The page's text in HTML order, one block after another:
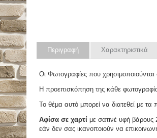
Περιγραφή Χαρακτηριστικά
Οι Φωτογραφίες που
Η προεπισκόπηση της κάθε
Το θέμα αυτό μπορεί να διατεθεί με τα
Αφίσα σε χαρτί με σατινέ υφή βάρους
εάν δεν σας ικανοποιούν να